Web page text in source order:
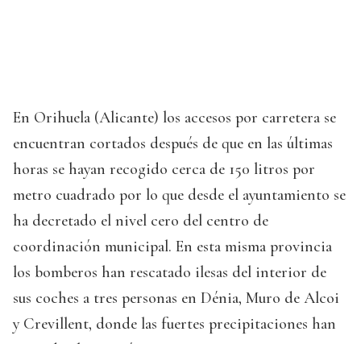
En Orihuela (Alicante) los accesos por carretera se
encuentran cortados después de que en las últimas
horas se hayan recogido cerca de 150 litros por
metro cuadrado por lo que desde el ayuntamiento se
ha decretado el nivel cero del centro de
coordinación municipal. En esta misma provincia
los bomberos han rescatado ilesas del interior de
sus coches a tres personas en Dénia, Muro de Alcoi
y Crevillent, donde las fuertes precipitaciones han